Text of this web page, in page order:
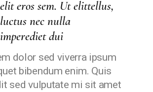
elit eros sem. Ut elittellus,
luctus nec nulla
imperediet dui
dolor sed viverra ipsum
bibendum enim. Quis
sed vulputate mi sit amet